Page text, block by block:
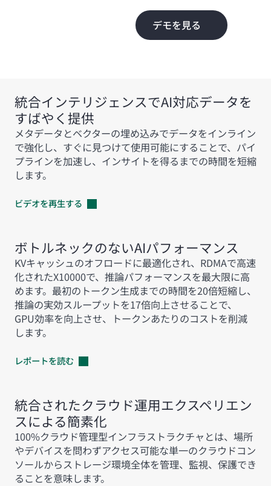
デモを見る
統合インテリジェンスでAI対応データを
すばやく提供
メタデータとベクターの埋め込みでデータをインライン
で強化し、すぐに見つけて使用可能にすることで、パイ
プラインを加速し、インサイトを得るまでの時間を短縮
します。
ビデオを再生する
ボトルネックのないAIパフォーマンス
KVキャッシュのオフロードに最適化され、RDMAで高速
化されたX10000で、推論パフォーマンスを最大限に高
めます。最初のトークン生成までの時間を20倍短縮し、
推論の実効スループットを17倍向上させることで、
GPU効率を向上させ、トークンあたりのコストを削減
します。
レポートを読む
統合されたクラウド運用エクスペリエン
スによる簡素化
100%クラウド管理型インフラストラクチャとは、場所
やデバイスを問わずアクセス可能な単一のクラウドコン
ソールからストレージ環境全体を管理、監視、保護でき
ることを意味します。